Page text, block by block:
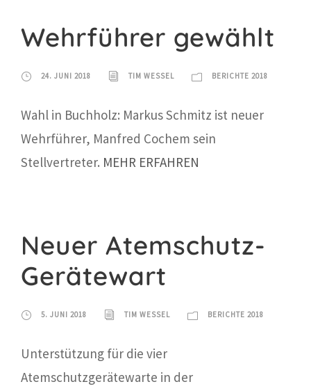
Wehrführer gewählt
24. JUNI 2018 TIM WESSEL BERICHTE 2018
Wahl in Buchholz: Markus Schmitz ist neuer
Wehrführer, Manfred Cochem sein
Stellvertreter. MEHR ERFAHREN
Neuer Atemschutz-
Gerätewart
5. JUNI 2018 TIM WESSEL BERICHTE 2018
Unterstützung für die vier
Atemschutzgerätewarte in der